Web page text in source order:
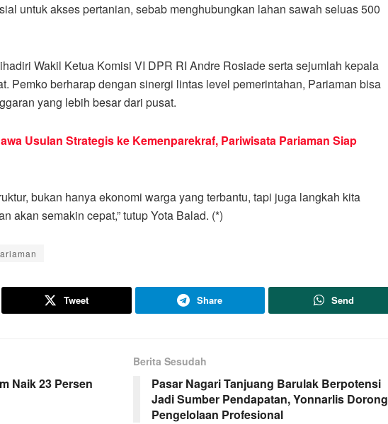
untuk akses pertanian, sebab menghubungkan lahan sawah seluas 500
Wakil Ketua Komisi VI DPR RI Andre Rosiade serta sejumlah kepala
Pemko berharap dengan sinergi lintas level pemerintahan, Pariaman bisa
yang lebih besar dari pusat.
Usulan Strategis ke Kemenparekraf, Pariwisata Pariaman Siap
bukan hanya ekonomi warga yang terbantu, tapi juga langkah kita
akan semakin cepat,” tutup Yota Balad. (*)
Tweet Share Send
Naik 23 Persen
Berita Sesudah
Pasar Nagari Tanjuang Barulak Berpotensi
Jadi Sumber Pendapatan, Yonnarlis Dorong
Pengelolaan Profesional